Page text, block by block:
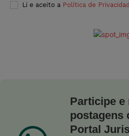
Li e aceito a Política de
Participe e
postagens
Portal